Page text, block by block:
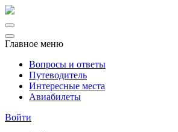
Главное меню
Вопросы и ответы
Путеводитель
Интересные места
Авиабилеты
Войти